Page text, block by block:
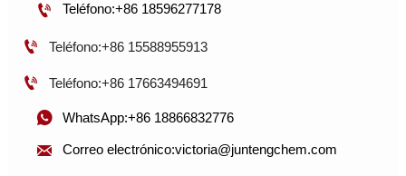
 Teléfono:+86 18596277178
 Teléfono:+86 15588955913
 Teléfono:+86 17663494691
 WhatsApp:+86 18866832776
 Correo electrónico:victoria@juntengchem.com